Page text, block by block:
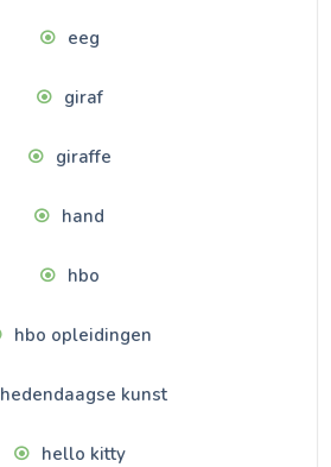
eeg
giraf
giraffe
hand
hbo
hbo opleidingen
hedendaagse kunst
hello kitty